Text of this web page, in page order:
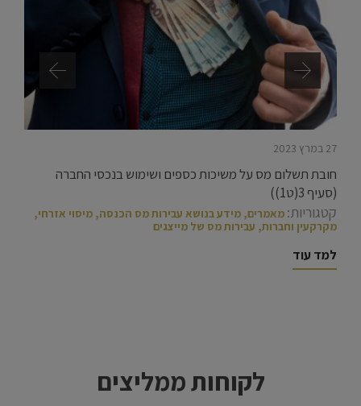
27 במרץ 2023
חובת תשלום מס על משיכות כספים ושימוש בנכסי החברה
(סעיף 3(ט1))
קטגוריות: מאמרים, מידע בנושא עבירות מס הכנסה, מיסוי אזרחי,
מקרקעין וחברות, עבירות מס של מייצגים
למד עוד
לקוחות ממליצים